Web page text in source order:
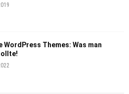
WordPress Themes: Was man